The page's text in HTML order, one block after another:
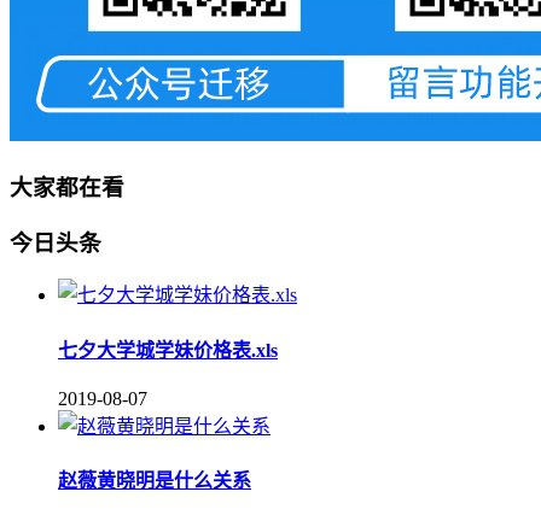
大家都在看
今日头条
七夕大学城学妹价格表.xls
2019-08-07
赵薇黄晓明是什么关系